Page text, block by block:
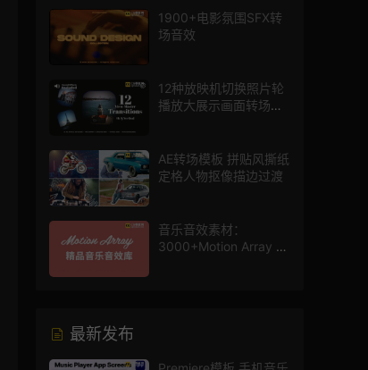
1900+电影氛围SFX转
场音效
12种放映机切换照片轮
播放大展示画面转场动
AE转场模板 拼贴风撕纸
定格人物抠像描边过渡
音乐音效素材：
3000+Motion Array 影
最新发布